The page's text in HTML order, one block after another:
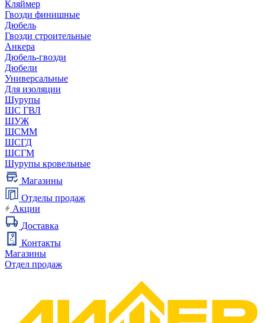
Кляймер
Гвозди финишные
Дюбель
Гвозди строительные
Анкера
Дюбель-гвозди
Дюбели
Универсальные
Для изоляции
Шурупы
ШС ГВЛ
ШУЖ
ШСММ
ШСГД
ШСГМ
Шурупы кровельные
Магазины
Отделы продаж
Акции
Доставка
Контакты
Магазины
Отдел продаж